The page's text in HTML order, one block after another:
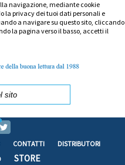
navigazione, mediante cookie
la privacy dei tuoi dati personali e
a navigare su questo sito, cliccando
la pagina verso il basso, accetti il
CONTATTI
DISTRIBUTORI
STORE